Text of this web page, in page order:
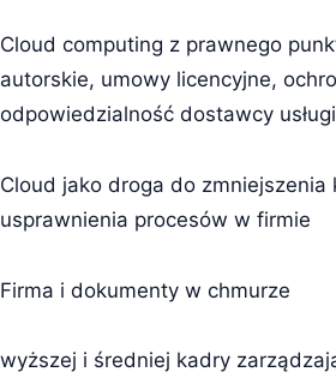
Cloud computing z prawnego
autorskie, umowy licencyjne,
odpowiedzialność dostawcy
Cloud jako droga do zmniejszenia
usprawnienia procesów w firmie
Firma i dokumenty w chmurze
wyższej i średniej kadry